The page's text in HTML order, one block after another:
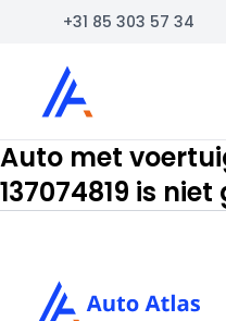
+31 85 303 57 34
Auto Atlas
Auto met
137074819 is